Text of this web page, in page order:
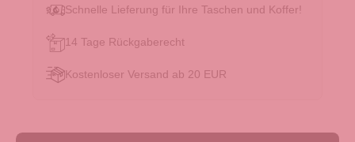
Schnelle Lieferung für Ihre Taschen und Koffer!
14 Tage Rückgaberecht
Kostenloser Versand ab 20 EUR